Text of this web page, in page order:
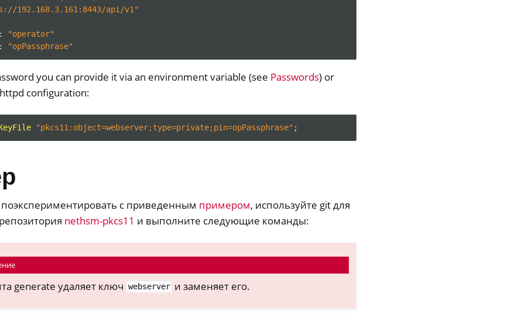
192.168.3.161:8443/api/v1"
:
"operator"
: "opPassphrase"
you can provide it via an environment variable (see Passwords) or
configuration:
"pkcs11:object=webserver;type=private;pin=opPassphrase"
поэкспериментировать с приведенным примером, используйте git для
nethsm-pkcs11 и выполните следующие команды:
generate удаляет ключ webserver и заменяет его.